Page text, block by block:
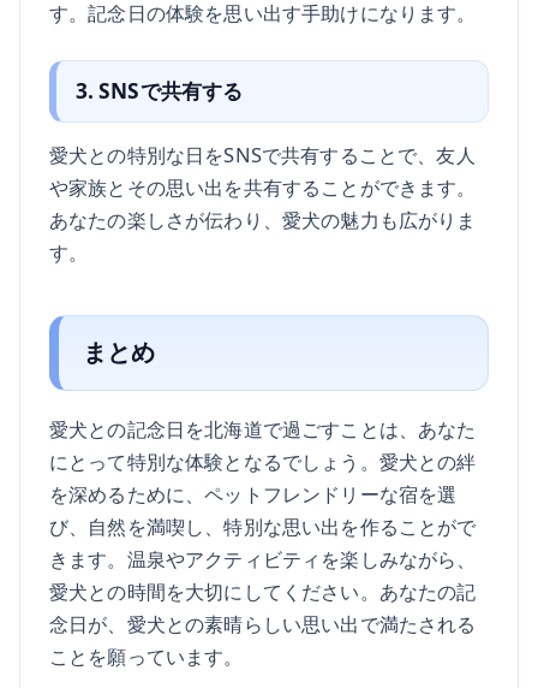
す。記念日の体験を思い出す手助けになります。
3. SNSで共有する
愛犬との特別な日をSNSで共有することで、友人
や家族とその思い出を共有することができます。
あなたの楽しさが伝わり、愛犬の魅力も広がりま
す。
まとめ
愛犬との記念日を北海道で過ごすことは、あなた
にとって特別な体験となるでしょう。愛犬との絆
を深めるために、ペットフレンドリーな宿を選
び、自然を満喫し、特別な思い出を作ることがで
きます。温泉やアクティビティを楽しみながら、
愛犬との時間を大切にしてください。あなたの記
念日が、愛犬との素晴らしい思い出で満たされる
ことを願っています。